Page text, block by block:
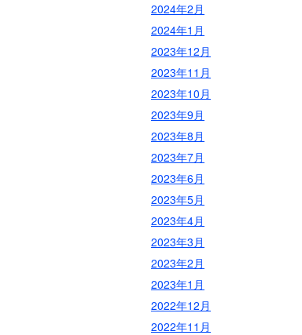
2024年2月
2024年1月
2023年12月
2023年11月
2023年10月
2023年9月
2023年8月
2023年7月
2023年6月
2023年5月
2023年4月
2023年3月
2023年2月
2023年1月
2022年12月
2022年11月